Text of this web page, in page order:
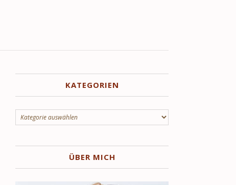
KATEGORIEN
Kategorien
ÜBER MICH